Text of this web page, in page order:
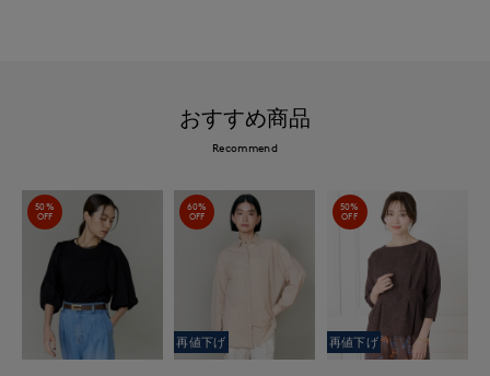
おすすめ商品
Recommend
50%
OFF
60%
OFF
再値下げ
50%
OFF
再値下げ